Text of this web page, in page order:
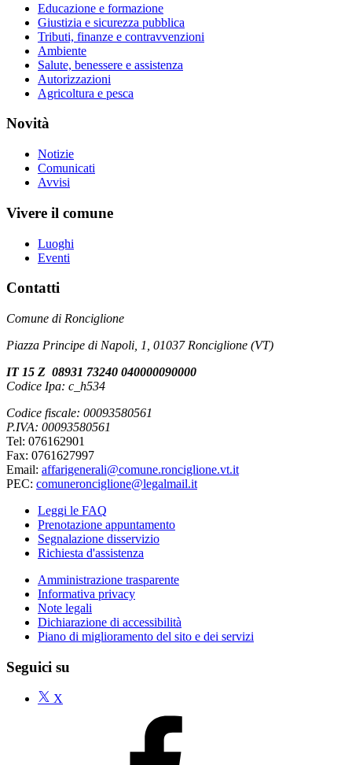
Educazione e formazione
Giustizia e sicurezza pubblica
Tributi, finanze e contravvenzioni
Ambiente
Salute, benessere e assistenza
Autorizzazioni
Agricoltura e pesca
Novità
Notizie
Comunicati
Avvisi
Vivere il comune
Luoghi
Eventi
Contatti
Comune di Ronciglione
Piazza Principe di Napoli, 1, 01037 Ronciglione (VT)
IT 15 Z 08931 73240 040000090000
Codice Ipa: c_h534
Codice fiscale: 00093580561
P.IVA: 00093580561
Tel: 076162901
Fax: 0761627997
Email: affarigenerali@comune.ronciglione.vt.it
PEC: comuneronciglione@legalmail.it
Leggi le FAQ
Prenotazione appuntamento
Segnalazione disservizio
Richiesta d'assistenza
Amministrazione trasparente
Informativa privacy
Note legali
Dichiarazione di accessibilità
Piano di miglioramento del sito e dei servizi
Seguici su
X